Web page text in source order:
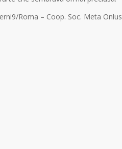
Roma – Coop. Soc. Meta Onlus